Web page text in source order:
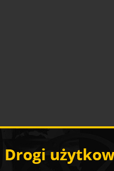
Policji w Rzeszowie [ZDJĘCIA]